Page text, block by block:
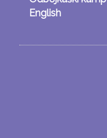
English